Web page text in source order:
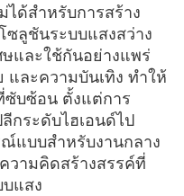
ด้สำหรับการสร้าง
ลูชันระบบแสงสว่าง
และใช้กันอย่างแพร่
ละความบันเทิง ทำให้
ซับซ้อน ตั้งแต่การ
กระดับไฮเอนด์ไป
แบบสำหรับงานกลาง
วามคิดสร้างสรรค์ที่
แสง